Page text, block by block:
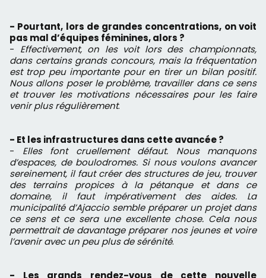
- Pourtant, lors de grandes concentrations, on voit
pas mal d’équipes féminines, alors ?
- Effectivement, on les voit lors des championnats,
dans certains grands concours, mais la fréquentation
est trop peu importante pour en tirer un bilan positif.
Nous allons poser le problème, travailler dans ce sens
et trouver les motivations nécessaires pour les faire
venir plus régulièrement.
- Et les infrastructures dans cette avancée ?
- Elles font cruellement défaut. Nous manquons
d’espaces, de boulodromes. Si nous voulons avancer
sereinement, il faut créer des structures de jeu, trouver
des terrains propices à la pétanque et dans ce
domaine, il faut impérativement des aides. La
municipalité d’Ajaccio semble préparer un projet dans
ce sens et ce sera une excellente chose. Cela nous
permettrait de davantage préparer nos jeunes et voire
l’avenir avec un peu plus de sérénité.